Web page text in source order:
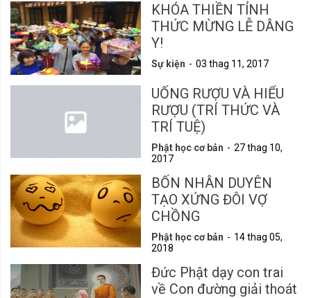
KHÓA THIỀN TỈNH
THỨC MỪNG LỄ DÂNG
Y!
Sự kiện 03 thag 11, 2017
UỐNG RƯỢU VÀ HIỂU
RƯỢU (TRÍ THỨC VÀ
TRÍ TUỆ)
Phật học cơ bản
27 thag 10,
2017
BỐN NHÂN DUYÊN
TẠO XỨNG ĐÔI VỢ
CHỒNG
Phật học cơ bản
14 thag 05,
2018
Đức Phật dạy con trai
về Con đường giải thoát